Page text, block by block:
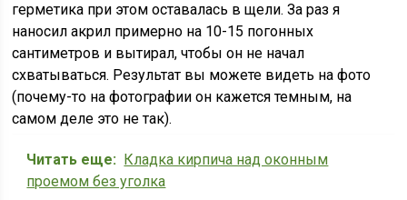
герметика при этом оставалась в щели. За раз я
наносил акрил примерно на 10-15 погонных
сантиметров и вытирал, чтобы он не начал
схватываться. Результат вы можете видеть на фото
(почему-то на фотографии он кажется темным, на
самом деле это не так).
Читать еще: Кладка кирпича над оконным
проемом без уголка